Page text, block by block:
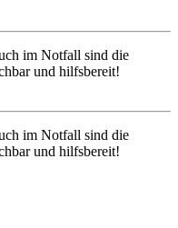
im Notfall sind die
und hilfsbereit!
im Notfall sind die
und hilfsbereit!